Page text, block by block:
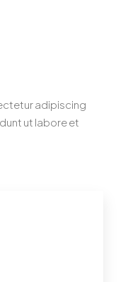
adipiscing
ut labore et